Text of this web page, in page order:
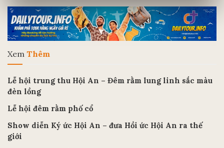
Xem Thêm
Lễ hội trung thu Hội An – Đêm rằm lung linh sắc màu
đèn lồng
Lễ hội đêm rằm phố cổ
Show diễn Ký ức Hội An – đưa Hồi ức Hội An ra thế
giới